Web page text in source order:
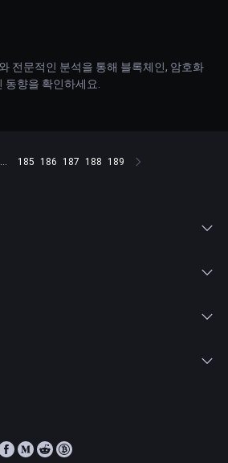
전문적인 분석을 통해 블록체인, 암호화
동향을 확인하세요.
... 185 186 187 188 189